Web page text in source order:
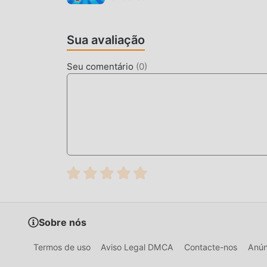
Sua avaliação
Seu comentário (0)
Sobre nós
Termos de uso Aviso Legal DMCA Contacte-nos